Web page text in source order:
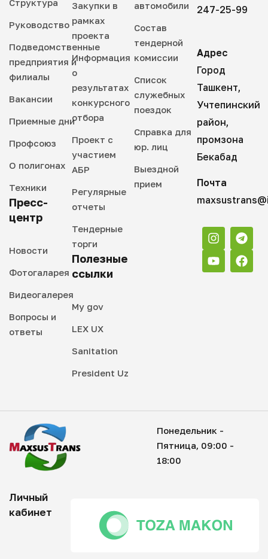
Руководство
Подведомственные
предприятия и
филиалы
Вакансии
Приемные дни
Профсоюз
О полигонах
Техники
Пресс-
центр
Новости
Фотогаларея
Видеогалерея
Вопросы и
ответы
Закупки в
рамках
проекта
Информация
о
результатах
конкурсного
отбора
Проект с
участием
АБР
Регулярные
отчеты
Тендерные
торги
Полезные
ссылки
My gov
LEX UX
Sanitation
President Uz
автомобили
Состав
тендерной
комиссии
Список
служебных
поездок
Справка для
юр. лиц
Выездной
прием
247-25-99
Адрес
Город
Ташкент,
Учтепинский
район,
промзона
Бекабад
Почта
Понедельник -
Пятница, 09:00 -
18:00
Личный
кабинет